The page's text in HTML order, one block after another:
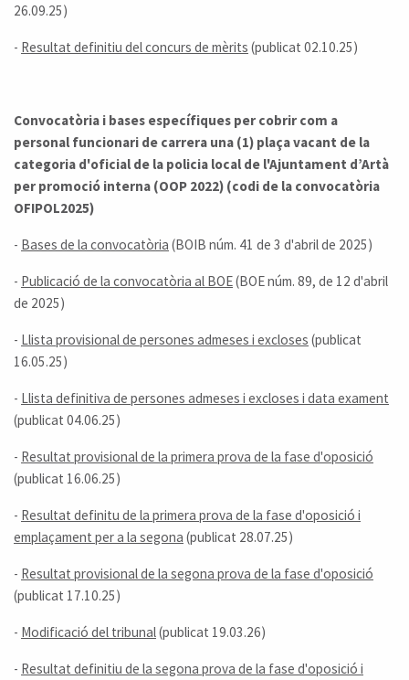
26.09.25)
- Resultat definitiu del concurs de mèrits (publicat 02.10.25)
Convocatòria i bases específiques per cobrir com a
personal funcionari de carrera una (1) plaça vacant de la
categoria d'oficial de la policia local de l'Ajuntament d’Artà
per promoció interna (OOP 2022) (codi de la convocatòria
OFIPOL2025)
- Bases de la convocatòria (BOIB núm. 41 de 3 d'abril de 2025)
- Publicació de la convocatòria al BOE(BOE núm. 89, de 12 d'abril
de 2025)
- Llista provisional de persones admeses i excloses (publicat
16.05.25)
- Llista definitiva de persones admeses i excloses i data exament
(publicat 04.06.25)
- Resultat provisional de la primera prova de la fase d'oposició
(publicat 16.06.25)
- Resultat definitu de la primera prova de la fase d'oposició i
emplaçament per a la segona (publicat 28.07.25)
- Resultat provisional de la segona prova de la fase d'oposició
(publicat 17.10.25)
- Modificació del tribunal(publicat 19.03.26)
- Resultat definitiu de la segona prova de la fase d'oposició i